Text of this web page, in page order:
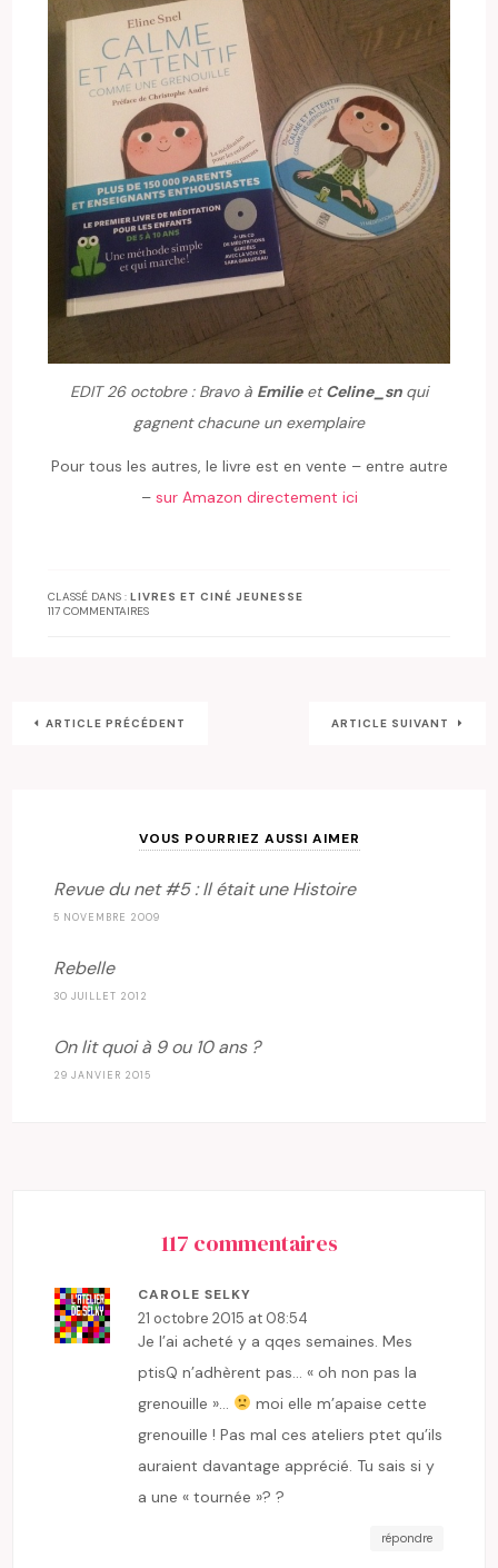
EDIT 26 octobre : Bravo à EmilieetCeline_sn qui
gagnent chacune un exemplaire
Pour tous les autres, le livre est en vente – entre autre
– sur Amazon directement ici
CLASSÉ DANS :LIVRES ET CINÉ JEUNESSE
117 COMMENTAIRES
ARTICLE PRÉCÉDENT ARTICLE SUIVANT
VOUS POURRIEZ AUSSI AIMER
Revue du net #5 : Il était une Histoire
5 NOVEMBRE 2009
Rebelle
30 JUILLET 2012
On lit quoi à 9 ou 10 ans ?
29 JANVIER 2015
117 commentaires
CAROLE SELKY
21 octobre 2015 at 08:54
Je l’ai acheté y a qqes semaines. Mes
ptisQ n’adhèrent pas… « oh non pas la
grenouille »…
moi elle m’apaise cette
grenouille ! Pas mal ces ateliers ptet qu’ils
auraient davantage apprécié. Tu sais si y
a une « tournée »? ?
répondre